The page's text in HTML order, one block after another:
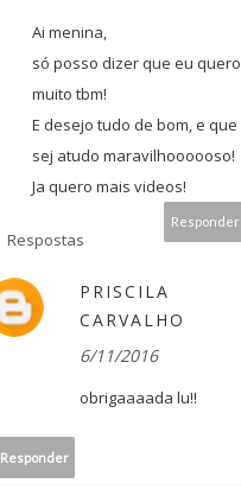
Ai menina,
só posso dizer que eu quero
muito tbm!
E desejo tudo de bom, e que
sej atudo maravilhoooooso!
Ja quero mais videos!
Responder
Respostas
PRISCILA
CARVALHO
6/11/2016
obrigaaaada lu!!
Responder